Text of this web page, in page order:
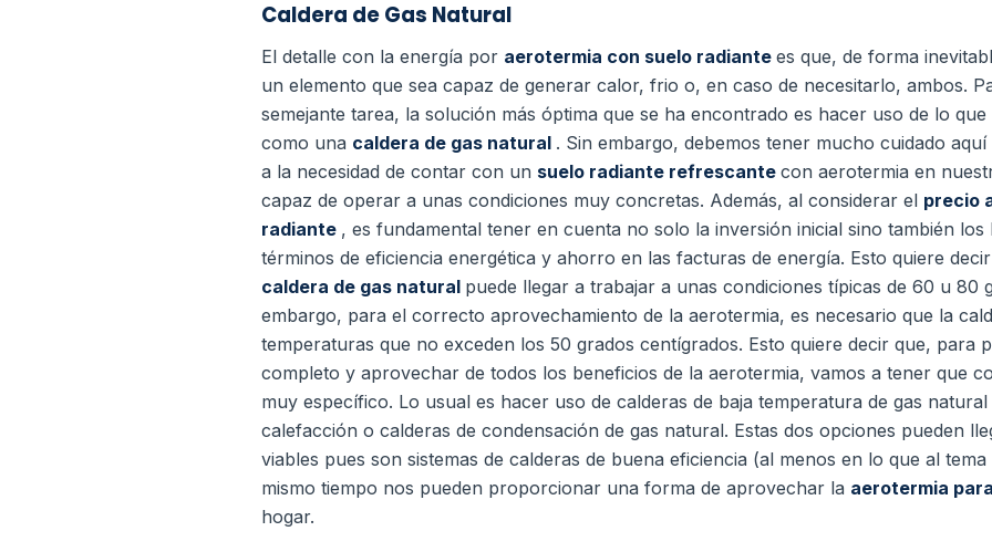
Caldera de Gas Natural
El detalle con la energía por aerotermia con suelo radiante es que, de forma
un elemento que sea capaz de generar calor, frio o, en caso de necesitarlo, ambos.
semejante tarea, la solución más óptima que se ha encontrado es hacer uso de lo
como una caldera de gas natural . Sin embargo, debemos tener mucho cuidado
a la necesidad de contar con un suelo radiante refrescante con aerotermia en
capaz de operar a unas condiciones muy concretas. Además, al considerar el precio
radiante , es fundamental tener en cuenta no solo la inversión inicial sino también
términos de eficiencia energética y ahorro en las facturas de energía. Esto quiere
caldera de gas natural puede llegar a trabajar a unas condiciones típicas de 60 u 80
embargo, para el correcto aprovechamiento de la aerotermia, es necesario que la
temperaturas que no exceden los 50 grados centígrados. Esto quiere decir que, para
completo y aprovechar de todos los beneficios de la aerotermia, vamos a tener que
muy específico. Lo usual es hacer uso de calderas de baja temperatura de gas
calefacción o calderas de condensación de gas natural. Estas dos opciones pueden
viables pues son sistemas de calderas de buena eficiencia (al menos en lo que al
mismo tiempo nos pueden proporcionar una forma de aprovechar la aerotermia
hogar.